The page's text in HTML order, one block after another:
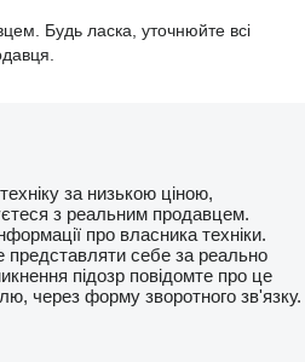
Будь ласка, уточнюйте всі
за низькою ціною,
з реальним продавцем.
про власника техніки.
представляти себе за реально
підозр повідомте про це
через форму зворотного зв'язку.